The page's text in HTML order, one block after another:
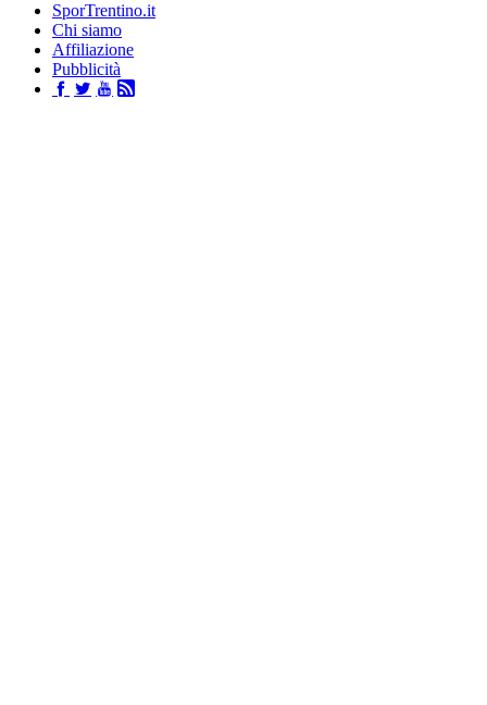
SporTrentino.it
Chi siamo
Affiliazione
Pubblicità